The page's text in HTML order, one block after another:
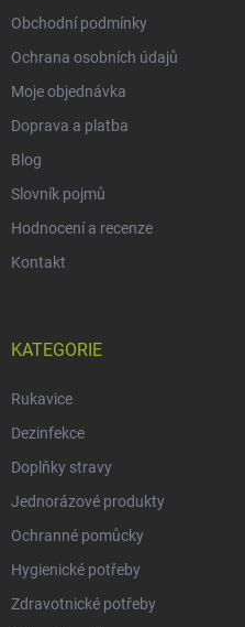
Obchodní podmínky
Ochrana osobních údajů
Moje objednávka
Doprava a platba
Blog
Slovník pojmů
Hodnocení a recenze
Kontakt
KATEGORIE
Rukavice
Dezinfekce
Doplňky stravy
Jednorázové produkty
Ochranné pomůcky
Hygienické potřeby
Zdravotnické potřeby